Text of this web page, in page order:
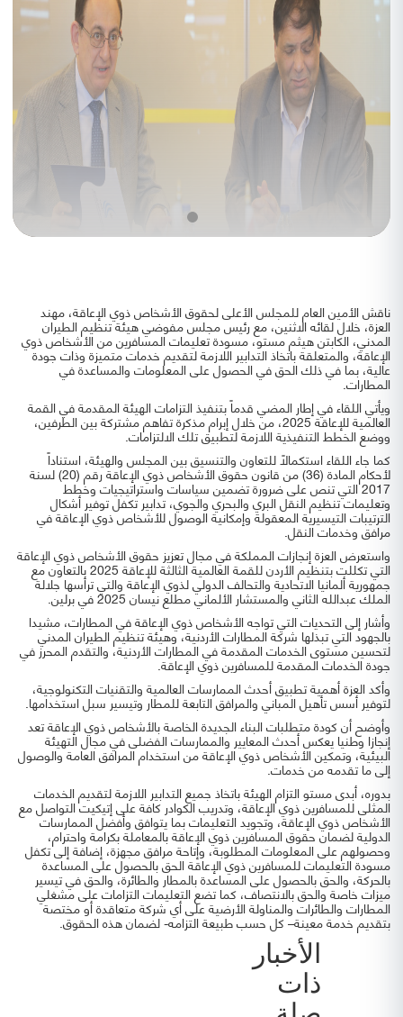
ناقش الأمين العام للمجلس الأعلى لحقوق الأشخاص ذوي الإعاقة، مهند
العزة، خلال لقائه الاثنين، مع رئيس مجلس مفوضي هيئة تنظيم الطيران
المدني، الكابتن هيثم مستو، مسودة تعليمات المسافرين من الأشخاص ذوي
الإعاقة، والمتعلقة باتخاذ التدابير اللازمة لتقديم خدمات متميزة وذات جودة
عالية، بما في ذلك الحق في الحصول على المعلومات والمساعدة في
المطارات.
ويأتي اللقاء في إطار المضي قدماً بتنفيذ التزامات الهيئة المقدمة في القمة
العالمية للإعاقة 2025، من خلال إبرام مذكرة تفاهم مشتركة بين الطرفين،
ووضع الخطط التنفيذية اللازمة لتطبيق تلك الالتزامات.
كما جاء اللقاء استكمالاً للتعاون والتنسيق بين المجلس والهيئة، استناداً
لأحكام المادة (36) من قانون حقوق الأشخاص ذوي الإعاقة رقم (20) لسنة
2017 التي تنص على ضرورة تضمين سياسات واستراتيجيات وخطط
وتعليمات تنظيم النقل البري والبحري والجوي، تدابير تكفل توفير أشكال
الترتيبات التيسيرية المعقولة وإمكانية الوصول للأشخاص ذوي الإعاقة في
مرافق وخدمات النقل.
واستعرض العزة إنجازات المملكة في مجال تعزيز حقوق الأشخاص ذوي الإعاقة
التي تكللت بتنظيم الأردن للقمة العالمية الثالثة للإعاقة 2025 بالتعاون مع
جمهورية ألمانيا الاتحادية والتحالف الدولي لذوي الإعاقة والتي ترأسها جلالة
الملك عبدالله الثاني والمستشار الألماني مطلع نيسان 2025 في برلين.
وأشار إلى التحديات التي تواجه الأشخاص ذوي الإعاقة في المطارات، مشيدا
بالجهود التي تبذلها شركة المطارات الأردنية، وهيئة تنظيم الطيران المدني
لتحسين مستوى الخدمات المقدمة في المطارات الأردنية، والتقدم المحرز في
جودة الخدمات المقدمة للمسافرين ذوي الإعاقة.
وأكد العزة أهمية تطبيق أحدث الممارسات العالمية والتقنيات التكنولوجية،
لتوفير أسس تأهيل المباني والمرافق التابعة للمطار وتيسير سبل استخدامها.
وأوضح أن كودة متطلبات البناء الجديدة الخاصة بالأشخاص ذوي الإعاقة تعد
إنجازا وطنيا يعكس أحدث المعايير والممارسات الفضلى في مجال التهيئة
البيئية، وتمكين الأشخاص ذوي الإعاقة من استخدام المرافق العامة والوصول
إلى ما تقدمه من خدمات.
بدوره، أبدى مستو التزام الهيئة باتخاذ جميع التدابير اللازمة لتقديم الخدمات
المثلى للمسافرين ذوي الإعاقة، وتدريب الكوادر كافة على إتيكيت التواصل مع
الأشخاص ذوي الإعاقة، وتجويد التعليمات بما يتوافق وأفضل الممارسات
الدولية لضمان حقوق المسافرين ذوي الإعاقة بالمعاملة بكرامة واحترام،
وحصولهم على المعلومات المطلوبة، وإتاحة مرافق مجهزة، إضافة إلى تكفل
مسودة التعليمات للمسافرين ذوي الإعاقة الحق بالحصول على المساعدة
بالحركة، والحق بالحصول على المساعدة بالمطار والطائرة، والحق في تيسير
ميزات خاصة والحق بالانتصاف، كما تضع التعليمات التزامات على مشغلي
المطارات والطائرات والمناولة الأرضية على أي شركة متعاقدة أو مختصة
بتقديم خدمة معينة– كل حسب طبيعة التزامه- لضمان هذه الحقوق.
الأخبار
ذات